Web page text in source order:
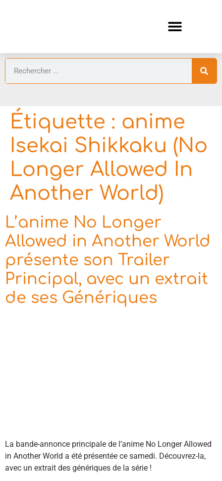
Étiquette : anime
Isekai Shikkaku (No
Longer Allowed In
Another World)
L’anime No Longer
Allowed in Another World
présente son Trailer
Principal, avec un extrait
de ses Génériques
La bande-annonce principale de l’anime No Longer Allowed
in Another World a été présentée ce samedi. Découvrez-la,
avec un extrait des génériques de la série !